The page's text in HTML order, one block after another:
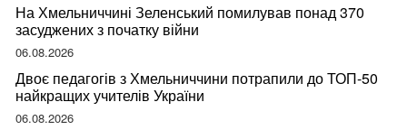
На Хмельниччині Зеленський помилував понад 370
засуджених з початку війни
06.08.2026
Двоє педагогів з Хмельниччини потрапили до ТОП-50
найкращих учителів України
06.08.2026